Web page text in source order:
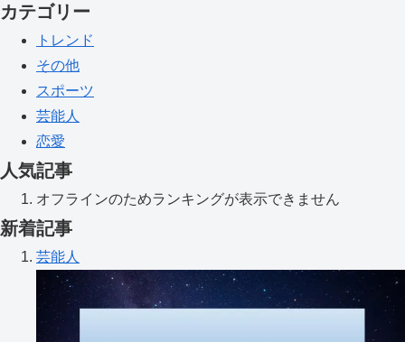
カテゴリー
トレンド
その他
スポーツ
芸能人
恋愛
人気記事
オフラインのためランキングが表示できません
新着記事
芸能人